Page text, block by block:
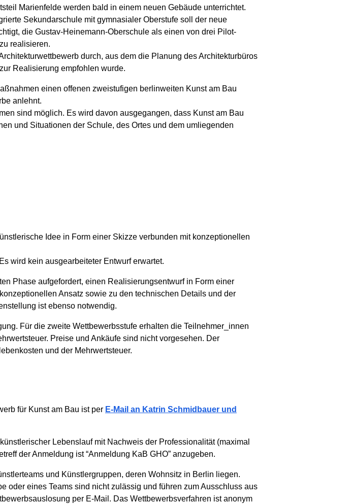
Marienfelde werden bald in einem neuen Gebäude unterrichtet.
Sekundarschule mit gymnasialer Oberstufe soll der neue
die Gustav-Heinemann-Oberschule als einen von drei Pilot-
realisieren.
durch, aus dem die Planung des Architekturbüros
Realisierung empfohlen wurde.
einen offenen zweistufigen berlinweiten Kunst am Bau
anlehnt.
sind möglich. Es wird davon ausgegangen, dass Kunst am Bau
und Situationen der Schule, des Ortes und dem umliegenden
Idee in Form einer Skizze verbunden mit konzeptionellen
wird kein ausgearbeiteter Entwurf erwartet.
Phase aufgefordert, einen Realisierungsentwurf in Form einer
Ansatz sowie zu den technischen Details und der
ist ebenso notwendig.
Für die zweite Wettbewerbsstufe erhalten die Teilnehmer_innen
Preise und Ankäufe sind nicht vorgesehen. Der
und der Mehrwertsteuer.
für Kunst am Bau ist per E-Mail an Katrin Schmidbauer und
Lebenslauf mit Nachweis der Professionalität (maximal
der Anmeldung ist “Anmeldung KaB GHO” anzugeben.
und Künstlergruppen, deren Wohnsitz in Berlin liegen.
oder eines Teams sind nicht zulässig und führen zum Ausschluss aus
per E-Mail. Das Wettbewerbsverfahren ist anonym